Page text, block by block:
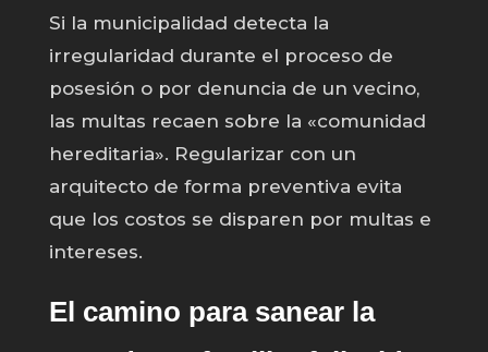
Si la municipalidad detecta la
irregularidad durante el proceso de
posesión o por denuncia de un vecino,
las multas recaen sobre la «comunidad
hereditaria». Regularizar con un
arquitecto de forma preventiva evita
que los costos se disparen por multas e
intereses.
El camino para sanear la